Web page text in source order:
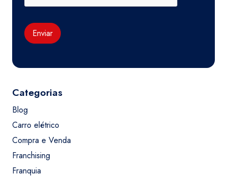
Enviar
Categorias
Blog
Carro elétrico
Compra e Venda
Franchising
Franquia